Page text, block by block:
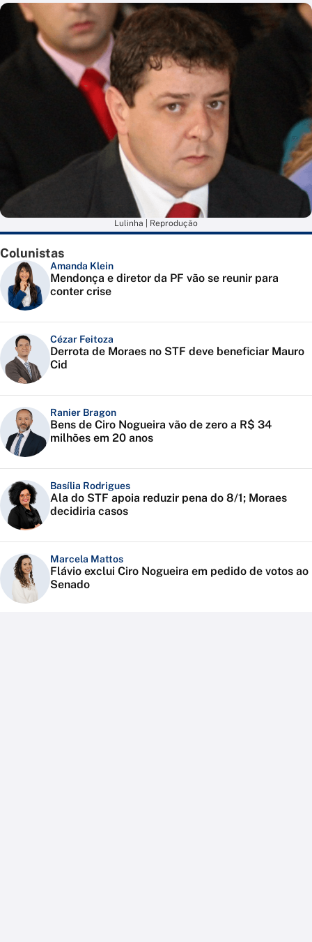
Lulinha | Reprodução
Colunistas
Amanda Klein
Mendonça e diretor da PF vão se reunir para
conter crise
Cézar Feitoza
Derrota de Moraes no STF deve beneficiar Mauro
Cid
Ranier Bragon
Bens de Ciro Nogueira vão de zero a R$ 34
milhões em 20 anos
Basília Rodrigues
Ala do STF apoia reduzir pena do 8/1; Moraes
decidiria casos
Marcela Mattos
Flávio exclui Ciro Nogueira em pedido de votos ao
Senado